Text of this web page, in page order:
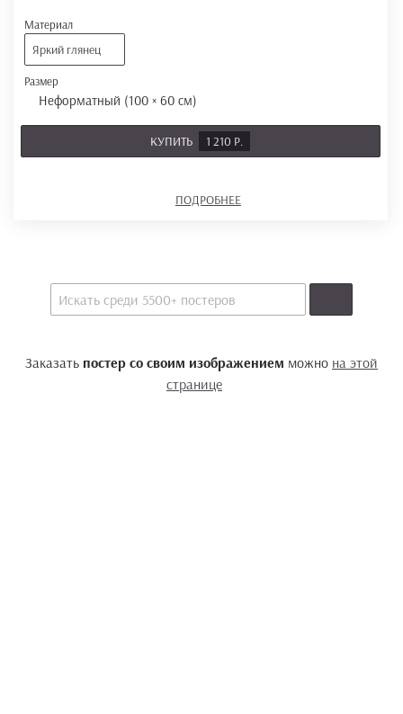
Материал
Яркий глянец
Размер
Неформатный (100 × 60 см)
КУПИТЬ 1 210 Р.
ПОДРОБНЕЕ
Заказать постер со своим изображением можно на этой
странице